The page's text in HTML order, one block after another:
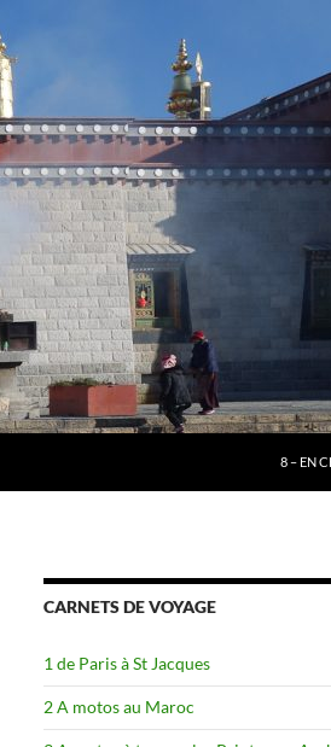
8 – EN
CARNETS DE VOYAGE
1 de Paris à St Jacques
2 A motos au Maroc